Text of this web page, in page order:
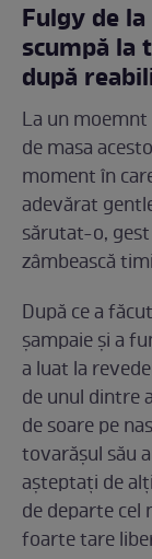
Fulgy de
scumpă la
după
La un
de masa
moment în
adevărat
sărutat-o,
zâmbească
După ce a
șampaie și a
a luat la
de unul dintre
de soare pe
tovarășul său
așteptați de
de departe cel
foarte tare